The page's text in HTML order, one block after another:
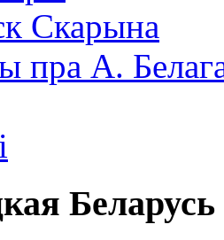
Скарына
пра А.
Беларусь